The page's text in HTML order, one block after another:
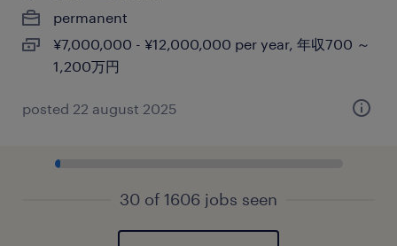
permanent
¥7,000,000 - ¥12,000,000 per year, 年収700 ～
1,200万円
posted 22 august 2025
30 of 1606 jobs seen